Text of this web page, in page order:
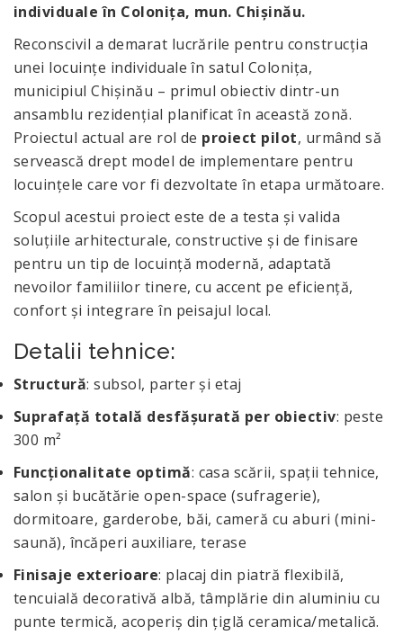
individuale în Colonița, mun. Chișinău.
Reconscivil a demarat lucrările pentru construcția
unei locuințe individuale în satul Colonița,
municipiul Chișinău – primul obiectiv dintr-un
ansamblu rezidențial planificat în această zonă.
Proiectul actual are rol de proiect pilot, urmând să
servească drept model de implementare pentru
locuințele care vor fi dezvoltate în etapa următoare.
Scopul acestui proiect este de a testa și valida
soluțiile arhitecturale, constructive și de finisare
pentru un tip de locuință modernă, adaptată
nevoilor familiilor tinere, cu accent pe eficiență,
confort și integrare în peisajul local.
Detalii tehnice:
Structură: subsol, parter și etaj
Suprafață totală desfășurată per obiectiv: peste
300 m²
Funcționalitate optimă: casa scării, spații tehnice,
salon și bucătărie open-space (sufragerie),
dormitoare, garderobe, băi, cameră cu aburi (mini-
saună), încăperi auxiliare, terase
Finisaje exterioare: placaj din piatră flexibilă,
tencuială decorativă albă, tâmplărie din aluminiu cu
punte termică, acoperiș din țiglă ceramica/metalică.